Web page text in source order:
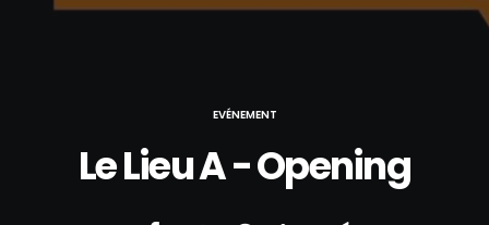
EVÉNEMENT
Le Lieu A - Opening